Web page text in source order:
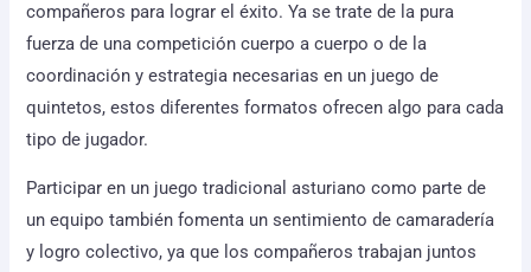
compañeros para lograr el éxito. Ya se trate de la pura
fuerza de una competición cuerpo a cuerpo o de la
coordinación y estrategia necesarias en un juego de
quintetos, estos diferentes formatos ofrecen algo para cada
tipo de jugador.
Participar en un juego tradicional asturiano como parte de
un equipo también fomenta un sentimiento de camaradería
y logro colectivo, ya que los compañeros trabajan juntos